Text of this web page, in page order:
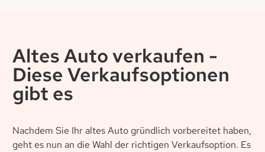
Altes Auto verkaufen -
Diese Verkaufsoptionen
gibt es
Nachdem Sie Ihr altes Auto gründlich vorbereitet haben,
geht es nun an die Wahl der richtigen Verkaufsoption. Es